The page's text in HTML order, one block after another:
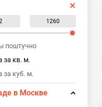
поштучно
за кв. м.
за куб. м.
в Москве